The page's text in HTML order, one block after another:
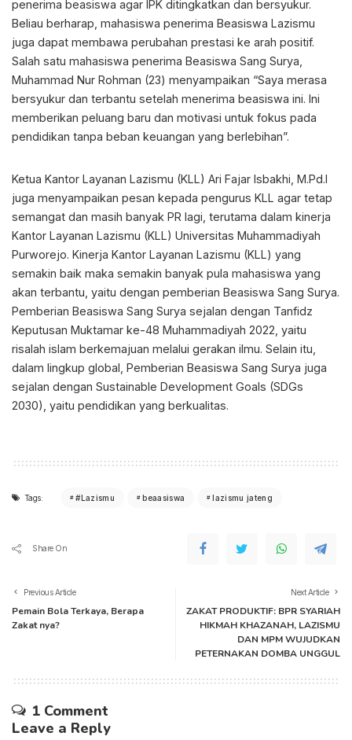
penerima beasiswa agar IPK ditingkatkan dan bersyukur.
Beliau berharap, mahasiswa penerima Beasiswa Lazismu
juga dapat membawa perubahan prestasi ke arah positif.
Salah satu mahasiswa penerima Beasiswa Sang Surya,
Muhammad Nur Rohman (23) menyampaikan “Saya merasa
bersyukur dan terbantu setelah menerima beasiswa ini. Ini
memberikan peluang baru dan motivasi untuk fokus pada
pendidikan tanpa beban keuangan yang berlebihan”.
Ketua Kantor Layanan Lazismu (KLL) Ari Fajar Isbakhi, M.Pd.I
juga menyampaikan pesan kepada pengurus KLL agar tetap
semangat dan masih banyak PR lagi, terutama dalam kinerja
Kantor Layanan Lazismu (KLL) Universitas Muhammadiyah
Purworejo. Kinerja Kantor Layanan Lazismu (KLL) yang
semakin baik maka semakin banyak pula mahasiswa yang
akan terbantu, yaitu dengan pemberian Beasiswa Sang Surya.
Pemberian Beasiswa Sang Surya sejalan dengan Tanfidz
Keputusan Muktamar ke-48 Muhammadiyah 2022, yaitu
risalah islam berkemajuan melalui gerakan ilmu. Selain itu,
dalam lingkup global, Pemberian Beasiswa Sang Surya juga
sejalan dengan Sustainable Development Goals (SDGs
2030), yaitu pendidikan yang berkualitas.
Tags: #Lazismu beaasiswa lazismu jateng
Share On
Previous Article
Pemain Bola Terkaya, Berapa
Zakat nya?
Next Article
ZAKAT PRODUKTIF: BPR SYARIAH
HIKMAH KHAZANAH, LAZISMU
DAN MPM WUJUDKAN
PETERNAKAN DOMBA UNGGUL
1 Comment
Leave a Reply